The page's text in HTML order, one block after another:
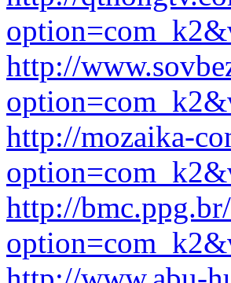
http://
http://mozaika-
http://